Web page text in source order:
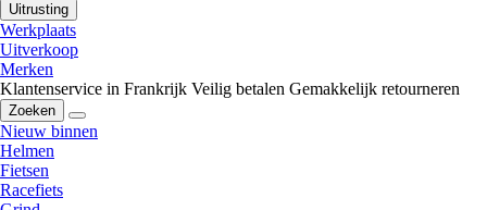
Uitrusting
Werkplaats
Uitverkoop
Merken
Klantenservice in Frankrijk Veilig betalen Gemakkelijk retourneren
Zoeken
Nieuw binnen
Helmen
Fietsen
Racefiets